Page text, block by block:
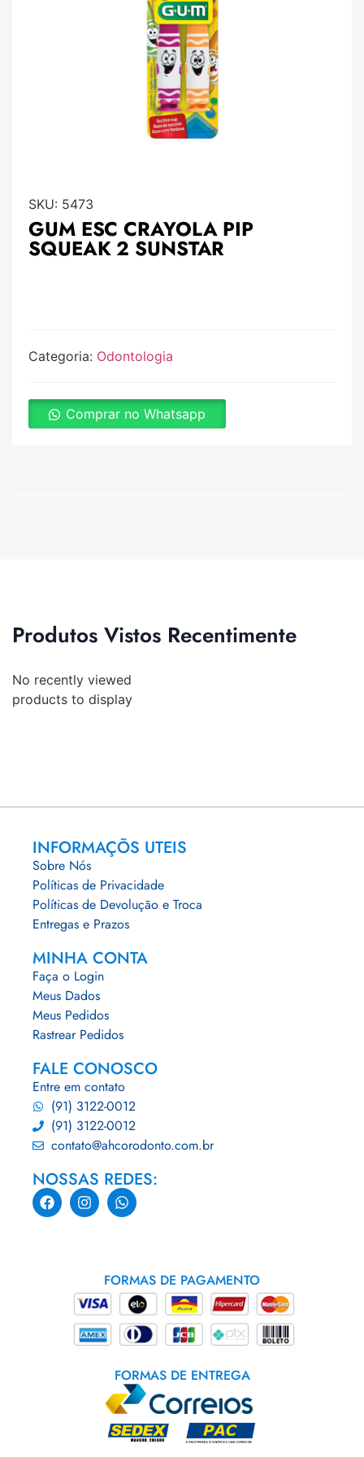
SKU: 5473
GUM ESC CRAYOLA PIP
SQUEAK 2 SUNSTAR
Categoria: Odontologia
Comprar no Whatsapp
Produtos Vistos Recentimente
No recently viewed
products to display
INFORMAÇÕS UTEIS
Sobre Nós
Políticas de Privacidade
Políticas de Devolução e Troca
Entregas e Prazos
MINHA CONTA
Faça o Login
Meus Dados
Meus Pedidos
Rastrear Pedidos
FALE CONOSCO
Entre em contato
(91) 3122-0012
(91) 3122-0012
contato@ahcorodonto.com.br
NOSSAS REDES:
FORMAS DE PAGAMENTO
FORMAS DE ENTREGA